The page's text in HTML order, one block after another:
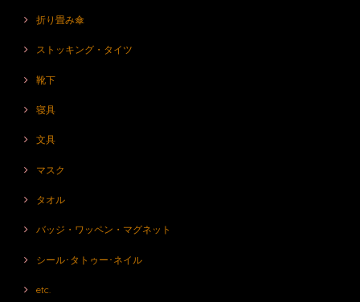
折り畳み傘
ストッキング・タイツ
靴下
寝具
文具
マスク
タオル
バッジ・ワッペン・マグネット
シール･タトゥー･ネイル
etc.